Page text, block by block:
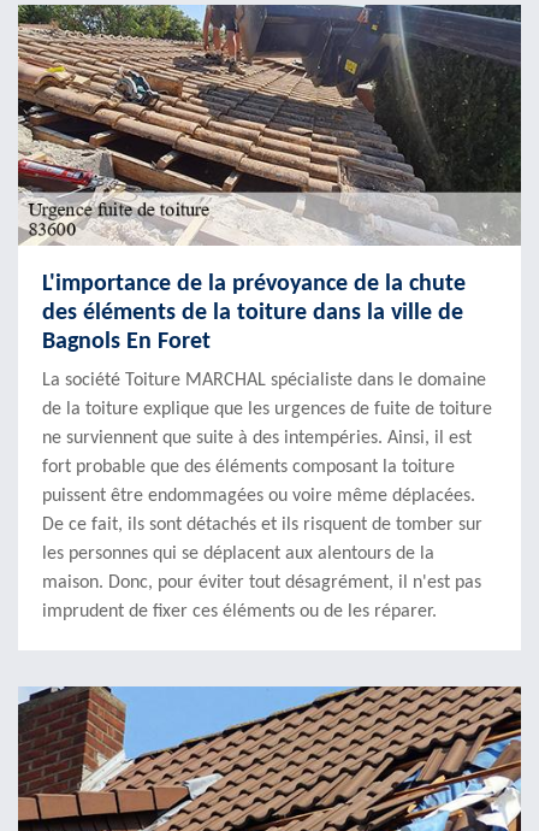
L'importance de la prévoyance de la chute
des éléments de la toiture dans la ville de
Bagnols En Foret
La société Toiture MARCHAL spécialiste dans le domaine
de la toiture explique que les urgences de fuite de toiture
ne surviennent que suite à des intempéries. Ainsi, il est
fort probable que des éléments composant la toiture
puissent être endommagées ou voire même déplacées.
De ce fait, ils sont détachés et ils risquent de tomber sur
les personnes qui se déplacent aux alentours de la
maison. Donc, pour éviter tout désagrément, il n'est pas
imprudent de fixer ces éléments ou de les réparer.